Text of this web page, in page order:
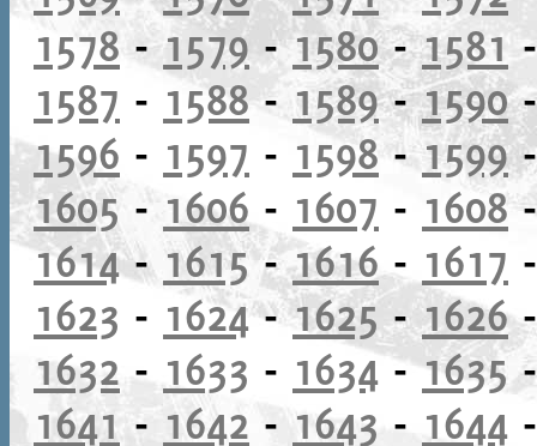
1578 -1579 -1580-1581
1587 - 1588-1589-1590
1596 - 1597 - 1598-1599
1605- 1606 - 1607 - 1608
1614- 1615-1616- 1617
1623 - 1624-1625-1626
1632 - 1633 - 1634-1635
1641 - 1642 - 1643 - 1644